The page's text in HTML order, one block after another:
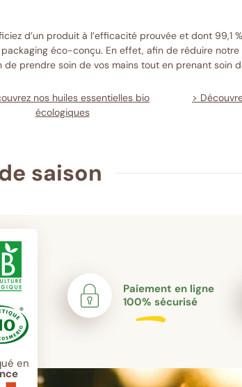
d’un produit à l’efficacité prouvée et dont 99,1
éco-conçu. En effet, afin de réduire
de prendre soin de vos mains tout en prenant soin
nos huiles essentielles bio
>
écologiques
saison
en
Paiement en ligne
100% sécurisé